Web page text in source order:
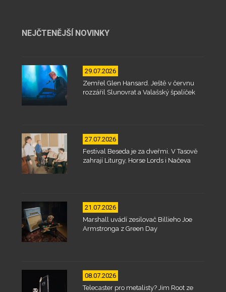
NEJČTENĚJŠÍ NOVINKY
29.07.2026
Zemřel Glen Hansard. Ještě v červnu
rozzářil Slunovrat a Valašský špalíček
27.07.2026
Festival Beseda je za dveřmi. V Tasově
zahrají Liturgy, Horse Lords i Načeva
21.07.2026
Marshall uvádí zesilovač Billieho Joe
Armstronga z Green Day
08.07.2026
Telecaster pro metalisty? Jim Root ze